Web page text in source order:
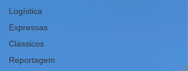
Logística
Expressas
Clássicos
Reportagem